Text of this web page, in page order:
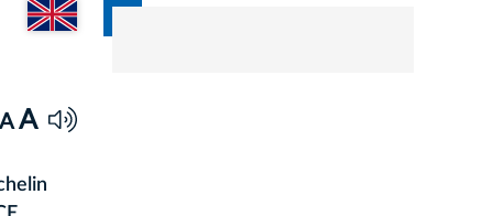
Przejdź do wersji angielskiej dokumentu
A